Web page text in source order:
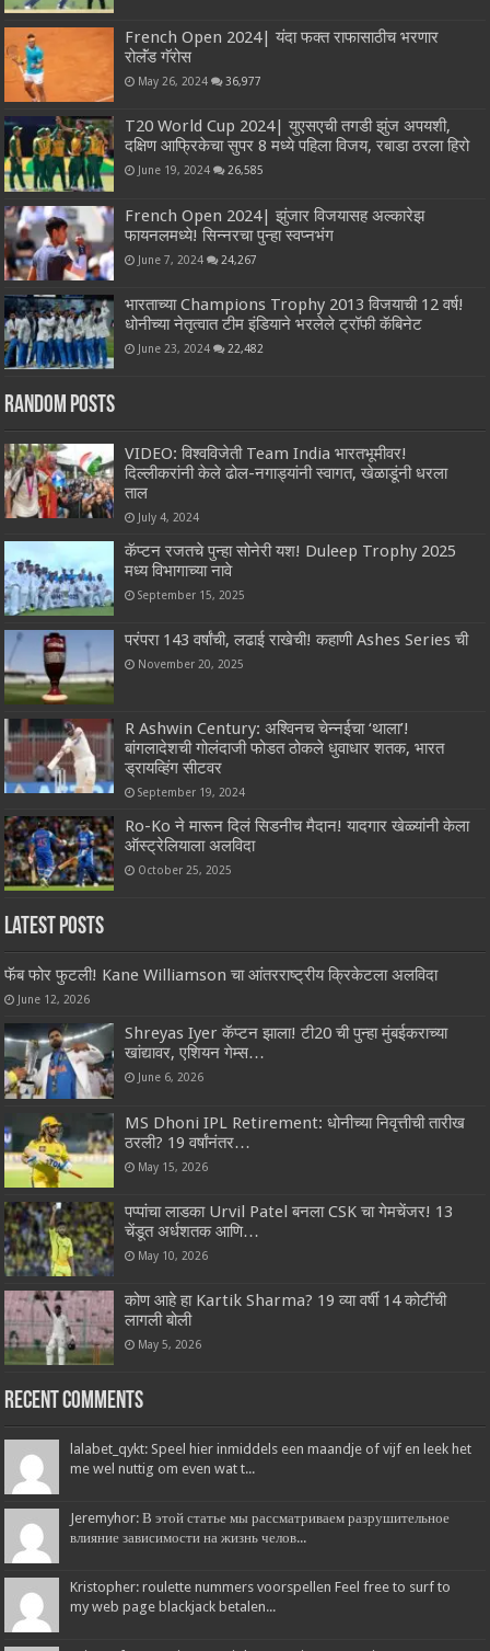
French Open 2024| यंदा फक्त राफासाठीच भरणार
रोलॅंड गॅरोस
May 26, 2024 36,977
T20 World Cup 2024| युएसएची तगडी झुंज अपयशी,
दक्षिण आफ्रिकेचा सुपर 8 मध्ये पहिला विजय, रबाडा ठरला हिरो
June 19, 2024 26,585
French Open 2024| झुंजार विजयासह अल्कारेझ
फायनलमध्ये! सिन्नरचा पुन्हा स्वप्नभंग
June 7, 2024 24,267
भारताच्या Champions Trophy 2013 विजयाची 12 वर्ष!
धोनीच्या नेतृत्वात टीम इंडियाने भरलेले ट्रॉफी कॅबिनेट
June 23, 2024 22,482
Random Posts
VIDEO: विश्वविजेती Team India भारतभूमीवर!
दिल्लीकरांनी केले ढोल-नगाड्यांनी स्वागत, खेळाडूंनी धरला
ताल
July 4, 2024
कॅप्टन रजतचे पुन्हा सोनेरी यश! Duleep Trophy 2025
मध्य विभागाच्या नावे
September 15, 2025
परंपरा 143 वर्षांची, लढाई राखेची! कहाणी Ashes Series ची
November 20, 2025
R Ashwin Century: अश्विनच चेन्नईचा ‘थाला’!
बांगलादेशची गोलंदाजी फोडत ठोकले धुवाधार शतक, भारत
ड्रायव्हिंग सीटवर
September 19, 2024
Ro-Ko ने मारून दिलं सिडनीच मैदान! यादगार खेळ्यांनी केला
ऑस्ट्रेलियाला अलविदा
October 25, 2025
Latest Posts
फॅब फोर फुटली! Kane Williamson चा आंतरराष्ट्रीय क्रिकेटला अलविदा
June 12, 2026
Shreyas Iyer कॅप्टन झाला! टी20 ची पुन्हा मुंबईकराच्या
खांद्यावर, एशियन गेम्स…
June 6, 2026
MS Dhoni IPL Retirement: धोनीच्या निवृत्तीची तारीख
ठरली? 19 वर्षांनंतर…
May 15, 2026
पप्पांचा लाडका Urvil Patel बनला CSK चा गेमचेंजर! 13
चेंडूत अर्धशतक आणि…
May 10, 2026
कोण आहे हा Kartik Sharma? 19 व्या वर्षी 14 कोटींची
लागली बोली
May 5, 2026
Recent Comments
lalabet_qykt: Speel hier inmiddels een maandje of vijf en leek het
me wel nuttig om even wat t...
Jeremyhor: В этой статье мы рассматриваем разрушительное
влияние зависимости на жизнь челов...
Kristopher: roulette nummers voorspellen Feel free to surf to
my web page blackjack betalen...